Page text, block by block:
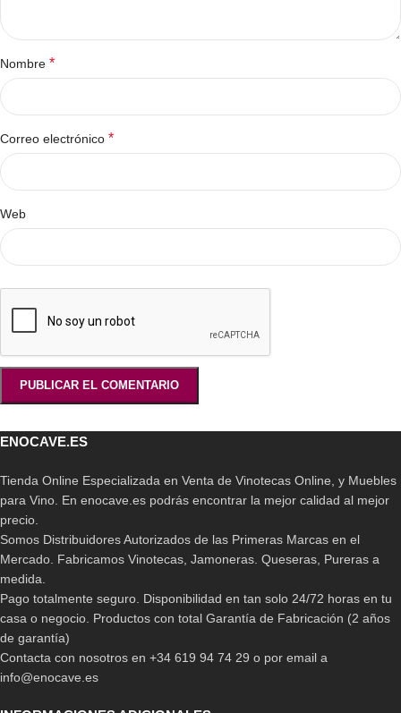
Nombre *
Correo electrónico *
Web
ENOCAVE.ES
Tienda Online Especializada en Venta de Vinotecas Online, y Muebles
para Vino. En enocave.es podrás encontrar la mejor calidad al mejor
precio.
Somos Distribuidores Autorizados de las Primeras Marcas en el
Mercado. Fabricamos Vinotecas, Jamoneras. Queseras, Pureras a
medida.
Pago totalmente seguro. Disponibilidad en tan solo 24/72 horas en tu
casa o negocio. Productos con total Garantía de Fabricación (2 años
de garantía)
Contacta con nosotros en +34 619 94 74 29 o por email a
info@enocave.es